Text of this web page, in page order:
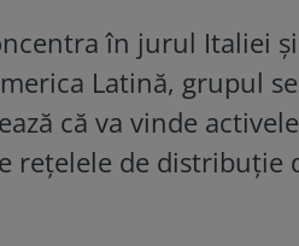
în jurul Italiei
Latină, grupul
că va vinde
reţelele de distribuţie